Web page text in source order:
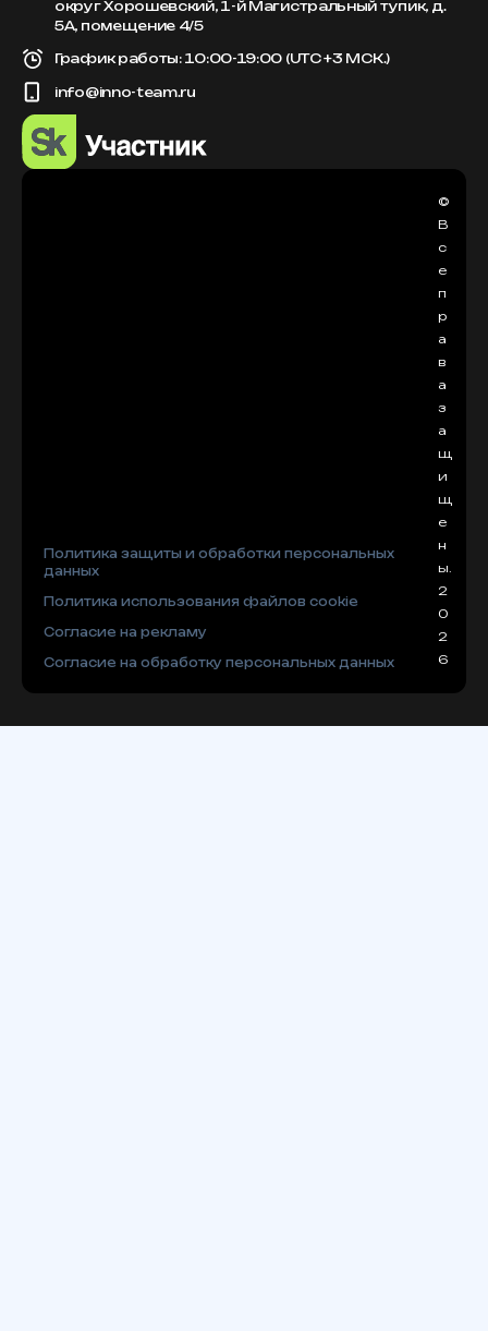
округ Хорошевский, 1-й Магистральный тупик, д.
5А, помещение 4/5
График работы: 10:00-19:00 (UTC +3 МСК.)
info@inno-team.ru
Политика защиты и обработки персональных
данных
Политика использования файлов cookie
Согласие на рекламу
Согласие на обработку персональных данных
©
В
с
е
п
р
а
в
а
з
а
щ
и
щ
е
н
ы.
2
0
2
6